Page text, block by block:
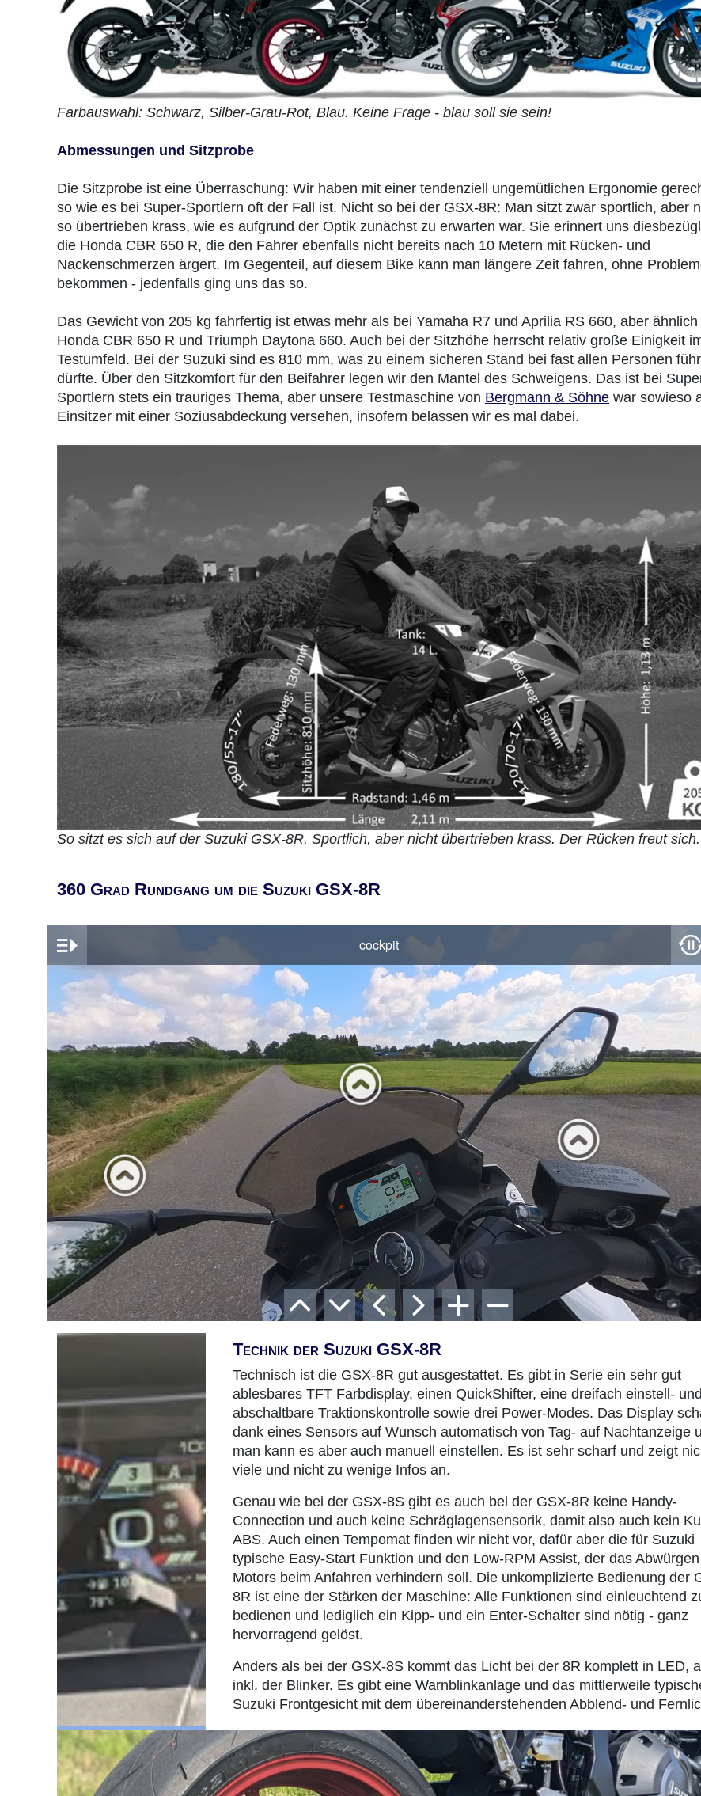
Farbauswahl: Schwarz, Silber-Grau-Rot, Blau. Keine Frage - blau soll sie sein!
Abmessungen und Sitzprobe
Die Sitzprobe ist eine Überraschung: Wir haben mit einer tendenziell ungemütlichen Ergonomie
so wie es bei Super-Sportlern oft der Fall ist. Nicht so bei der GSX-8R: Man sitzt zwar sportlich, aber
so übertrieben krass, wie es aufgrund der Optik zunächst zu erwarten war. Sie erinnert uns
die Honda CBR 650 R, die den Fahrer ebenfalls nicht bereits nach 10 Metern mit Rücken- und
Nackenschmerzen ärgert. Im Gegenteil, auf diesem Bike kann man längere Zeit fahren, ohne
bekommen - jedenfalls ging uns das so.
Das Gewicht von 205 kg fahrfertig ist etwas mehr als bei Yamaha R7 und Aprilia RS 660, aber ähnlich
Honda CBR 650 R und Triumph Daytona 660. Auch bei der Sitzhöhe herrscht relativ große Einigkeit
Testumfeld. Bei der Suzuki sind es 810 mm, was zu einem sicheren Stand bei fast allen Personen
dürfte. Über den Sitzkomfort für den Beifahrer legen wir den Mantel des Schweigens. Das ist bei
Sportlern stets ein trauriges Thema, aber unsere Testmaschine von Bergmann & Söhne war sowieso
Einsitzer mit einer Soziusabdeckung versehen, insofern belassen wir es mal dabei.
So sitzt es sich auf der Suzuki GSX-8R. Sportlich, aber nicht übertrieben krass. Der Rücken freut sich.
360 Grad Rundgang um die Suzuki GSX-8R
Technik der Suzuki GSX-8R
Technisch ist die GSX-8R gut ausgestattet. Es gibt in Serie ein sehr gut
ablesbares TFT Farbdisplay, einen QuickShifter, eine dreifach einstell- und
abschaltbare Traktionskontrolle sowie drei Power-Modes. Das Display
dank eines Sensors auf Wunsch automatisch von Tag- auf Nachtanzeige
man kann es aber auch manuell einstellen. Es ist sehr scharf und zeigt
viele und nicht zu wenige Infos an.
Genau wie bei der GSX-8S gibt es auch bei der GSX-8R keine Handy-
Connection und auch keine Schräglagensensorik, damit also auch kein
ABS. Auch einen Tempomat finden wir nicht vor, dafür aber die für Suzuki
typische Easy-Start Funktion und den Low-RPM Assist, der das
Motors beim Anfahren verhindern soll. Die unkomplizierte Bedienung der
8R ist eine der Stärken der Maschine: Alle Funktionen sind einleuchtend
bedienen und lediglich ein Kipp- und ein Enter-Schalter sind nötig - ganz
hervorragend gelöst.
Anders als bei der GSX-8S kommt das Licht bei der 8R komplett in LED,
inkl. der Blinker. Es gibt eine Warnblinkanlage und das mittlerweile
Suzuki Frontgesicht mit dem übereinanderstehenden Abblend- und